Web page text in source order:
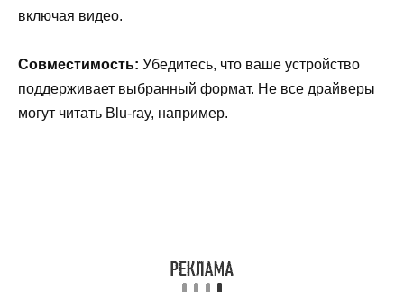
включая видео.
Совместимость: Убедитесь, что ваше устройство
поддерживает выбранный формат. Не все драйверы
могут читать Blu-ray, например.